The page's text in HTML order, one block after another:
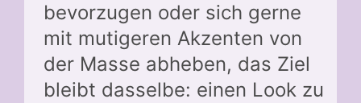
bevorzugen oder sich gerne
mit mutigeren Akzenten von
der Masse abheben, das Ziel
bleibt dasselbe: einen Look zu